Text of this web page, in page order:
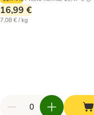
16,99 €
7,08 € / kg